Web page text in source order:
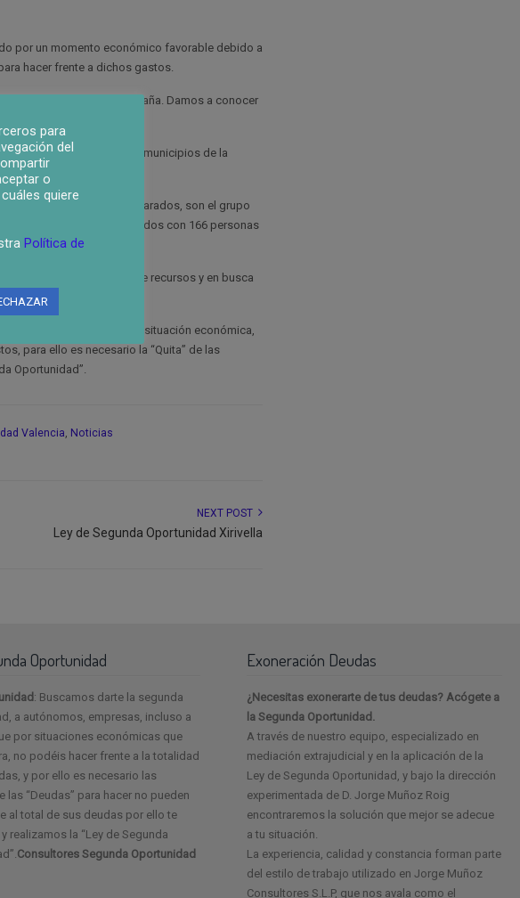
por un momento económico favorable debido a
hacer frente a dichos gastos.
Comunidad Valencia, España. Damos a conocer
Al contrario de otros municipios de la
al año 2009.
con un total de 1.126 parados, son el grupo
años son lo menos afectados con 166 personas
sociales por falta de recursos y en busca
pasando por una buena situación económica,
para ello es necesario la “Quita” de las
Oportunidad”.
Valencia, Noticias
NEXT POST
Ley de Segunda Oportunidad Xirivella
Oportunidad
: Buscamos darte la segunda
a autónomos, empresas, incluso a
por situaciones económicas que
no podéis hacer frente a la totalidad
y por ello es necesario las
las “Deudas” para hacer no pueden
al total de sus deudas por ello te
realizamos la “Ley de Segunda
Consultores Segunda Oportunidad
Exoneración Deudas
¿Necesitas exonerarte de tus deudas? Acógete a
la Segunda Oportunidad.
A través de nuestro equipo, especializado en
mediación extrajudicial y en la aplicación de la
Ley de Segunda Oportunidad, y bajo la dirección
experimentada de D. Jorge Muñoz Roig
encontraremos la solución que mejor se adecue
a tu situación.
La experiencia, calidad y constancia forman parte
del estilo de trabajo utilizado en Jorge Muñoz
Consultores S.L.P, que nos avala como el
para
del
o
quiere
Política de